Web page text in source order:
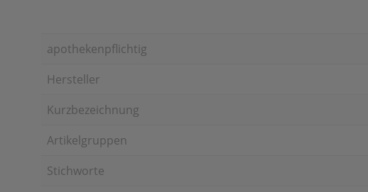
apothekenpflichtig
Hersteller
Kurzbezeichnung
Artikelgruppen
Stichworte